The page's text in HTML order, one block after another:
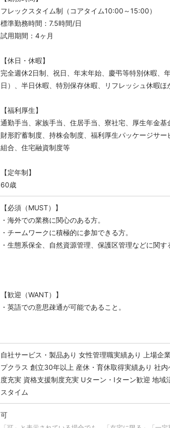
フレックスタイム制（コアタイム10:00～15:00）
標準勤務時間：7.5時間/日
試用期間：4ヶ月
【休日・休暇】
完全週休2日制、祝日、年末年始、慶弔等特別休暇、
日）、半日休暇、特別保存休暇、リフレッシュ休暇ほ
【福利厚生】
通勤手当、家族手当、住居手当、寮社宅、厚生年金基
財形貯蓄制度、持株会制度、福利厚生パッケージサ
組合、住宅融資制度等
【定年制】
60歳
【必須（MUST）】
・海外での業務に関心のある方。
・チームワークに積極的に参加できる方。
・生態系保全、自然資源管理、保護区管理などに関す
【歓迎（WANT）】
・英語での意思疎通が可能であること。
自社サービス・製品あり 女性管理職実績あり 上場企
プクラス 創立30年以上 産休・育休取得実績あり 社内
度充実 資格支援制度充実 Uターン・Iターン歓迎 地域
スタイム
可